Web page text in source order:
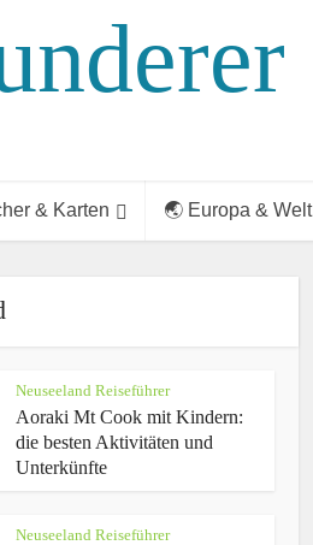
& Karten 🌏 Europa & Welt
Neuseeland Reiseführer
Aoraki Mt Cook mit Kindern:
die besten Aktivitäten und
Unterkünfte
Neuseeland Reiseführer